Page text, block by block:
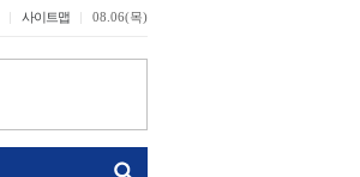
사이트맵 08.06(목)